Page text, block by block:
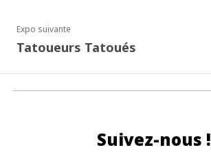
Expo suivante
Tatoueurs Tatoués
Suivez-nous !